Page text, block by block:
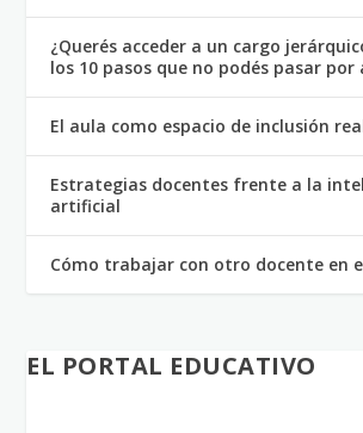
¿Querés acceder a un cargo
los 10 pasos que no podés pasar por
El aula como espacio de inclusión
Estrategias docentes frente a la
artificial
Cómo trabajar con otro docente en
EL PORTAL EDUCATIVO